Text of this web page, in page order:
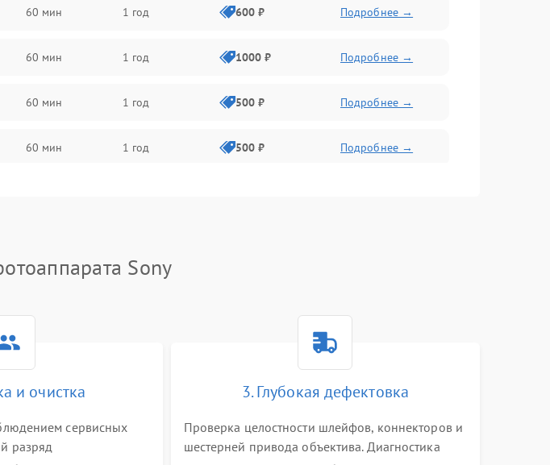
60 мин 1 год 600 ₽ Подробнее →
60 мин 1 год 1000 ₽ Подробнее →
60 мин 1 год 500 ₽ Подробнее →
60 мин 1 год 500 ₽ Подробнее →
Sony
и очистка
сервисных
разряд
3. Глубокая дефектовка
Проверка целостности шлейфов, коннекторов и
шестерней привода объектива. Диагностика